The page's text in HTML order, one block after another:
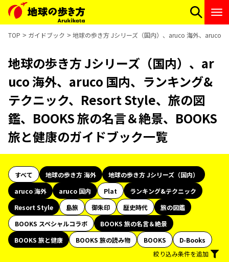
TOP ガイドブック 地球の歩き方 Jシリーズ（国内）、aruco 海外、aruco
地球の歩き方 Jシリーズ（国内）、ar
uco 海外、aruco 国内、ランキング&
テクニック、Resort Style、旅の図
鑑、BOOKS 旅の名言＆絶景、BOOKS
旅と健康のガイドブック一覧
すべて 地球の歩き方 海外
地球の歩き方 Jシリーズ（国内）
aruco 海外
aruco 国内 Plat
ランキング&テクニック
Resort Style
島旅 御朱印 歴史時代
旅の図鑑
BOOKS スペシャルコラボ
BOOKS 旅の名言＆絶景
BOOKS 旅と健康
BOOKS 旅の読み物 BOOKS
D-Books
絞り込み条件を追加